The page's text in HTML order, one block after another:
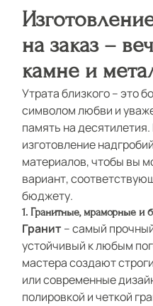
СТОИМОСТЬ
О КОМПАНИИ
ИНФОРМАЦИЯ
КОНТАКТЫ
на заказ –
камне и
Утрата близкого – это
символом любви и
память на
изготовление
материалов, чтобы вы
вариант,
бюджету.
1. Гранитные, мраморные и
Гранит – самый
устойчивый к любым
мастера создают
или современные
полировкой и четкой